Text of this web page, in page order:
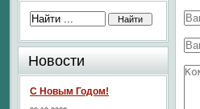
Новости
С Новым Годом!